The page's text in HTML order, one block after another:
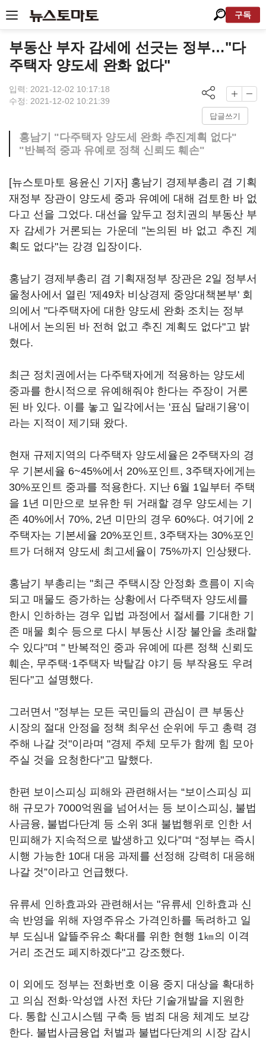
구독
부동산 부자 감세에 선긋는 정부…"다
주택자 양도세 완화 없다"
입력: 2021-12-02 10:17:18
수정: 2021-12-02 10:21:39
답글쓰기
홍남기 "다주택자 양도세 완화 추진계획 없다"
"반복적 중과 유예로 정책 신뢰도 훼손"
[뉴스토마토 용윤신 기자] 홍남기 경제부총리 겸 기획
재정부 장관이 양도세 중과 유예에 대해 검토한 바 없
다고 선을 그었다. 대선을 앞두고 정치권의 부동산 부
자 감세가 거론되는 가운데 "논의된 바 없고 추진 계
획도 없다"는 강경 입장이다.
홍남기 경제부총리 겸 기획재정부 장관은 2일 정부서
울청사에서 열린 '제49차 비상경제 중앙대책본부' 회
의에서 "다주택자에 대한 양도세 완화 조치는 정부
내에서 논의된 바 전혀 없고 추진 계획도 없다"고 밝
혔다.
최근 정치권에서는 다주택자에게 적용하는 양도세
중과를 한시적으로 유예해줘야 한다는 주장이 거론
된 바 있다. 이를 놓고 일각에서는 '표심 달래기용'이
라는 지적이 제기돼 왔다.
현재 규제지역의 다주택자 양도세율은 2주택자의 경
우 기본세율 6~45%에서 20%포인트, 3주택자에게는
30%포인트 중과를 적용한다. 지난 6월 1일부터 주택
을 1년 미만으로 보유한 뒤 거래할 경우 양도세는 기
존 40%에서 70%, 2년 미만의 경우 60%다. 여기에 2
주택자는 기본세율 20%포인트, 3주택자는 30%포인
트가 더해져 양도세 최고세율이 75%까지 인상됐다.
홍남기 부총리는 "최근 주택시장 안정화 흐름이 지속
되고 매물도 증가하는 상황에서 다주택자 양도세를
한시 인하하는 경우 입법 과정에서 절세를 기대한 기
존 매물 회수 등으로 다시 부동산 시장 불안을 초래할
수 있다"며 " 반복적인 중과 유예에 따른 정책 신뢰도
훼손, 무주택·1주택자 박탈감 야기 등 부작용도 우려
된다"고 설명했다.
그러면서 "정부는 모든 국민들의 관심이 큰 부동산
시장의 절대 안정을 정책 최우선 순위에 두고 총력 경
주해 나갈 것"이라며 "경제 주체 모두가 함께 힘 모아
주실 것을 요청한다"고 말했다.
한편 보이스피싱 피해와 관련해서는 “보이스피싱 피
해 규모가 7000억원을 넘어서는 등 보이스피싱, 불법
사금융, 불법다단계 등 소위 3대 불법행위로 인한 서
민피해가 지속적으로 발생하고 있다”며 “정부는 즉시
시행 가능한 10대 대응 과제를 선정해 강력히 대응해
나갈 것”이라고 언급했다.
유류세 인하효과와 관련해서는 "유류세 인하효과 신
속 반영을 위해 자영주유소 가격인하를 독려하고 일
부 도심내 알뜰주유소 확대를 위한 현행 1㎞의 이격
거리 조건도 폐지하겠다"고 강조했다.
이 외에도 정부는 전화번호 이용 중지 대상을 확대하
고 의심 전화·악성앱 사전 차단 기술개발을 지원한
다. 통합 신고시스템 구축 등 범죄 대응 체계도 보강
한다. 불법사금융업 처벌과 불법다단계의 시장 감시